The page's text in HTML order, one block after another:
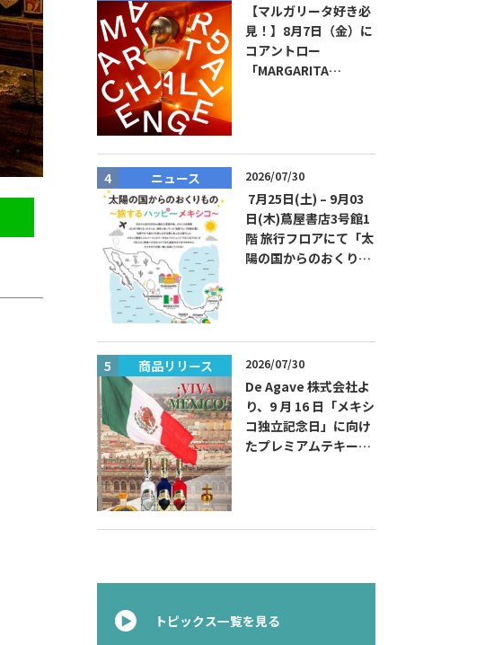
【マルガリータ好き必
見！】8月7日（金）に
コアントロー
「MARGARITA
無料！
ニュース 2026/07/30
7月25日(土) – 9月03
日(木)蔦屋書店3号館1
階 旅行フロアにて「太
陽の国からのおくりも
商品リリース 2026/07/30
De Agave 株式会社よ
り、9 月 16 日「メキシ
コ独立記念日」に向け
たプレミアムテキーラ
トピックス一覧を見る